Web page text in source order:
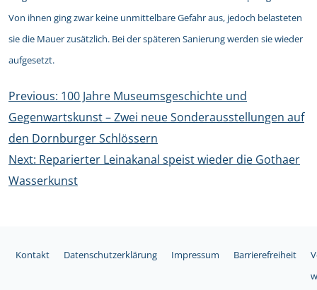
Von ihnen ging zwar keine unmittelbare Gefahr aus, jedoch belasteten
sie die Mauer zusätzlich. Bei der späteren Sanierung werden sie wieder
aufgesetzt.
Beitragsnavigation
Previous: 100 Jahre Museumsgeschichte und
Gegenwartskunst – Zwei neue Sonderausstellungen auf
den Dornburger Schlössern
Next: Reparierter Leinakanal speist wieder die Gothaer
Wasserkunst
Kontakt Datenschutzerklärung Impressum Barrierefreiheit